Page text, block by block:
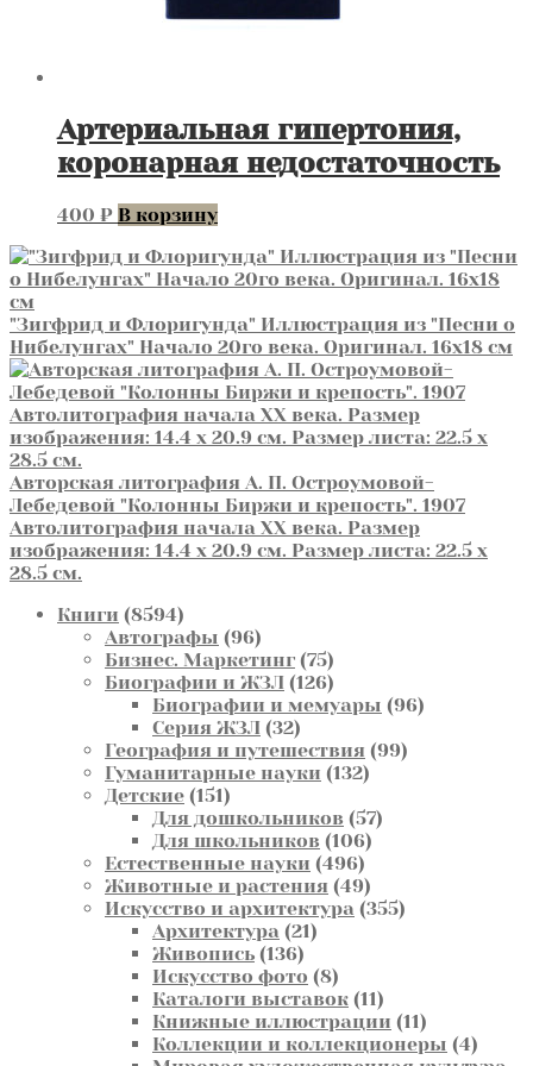
Артериальная гипертония,
коронарная недостаточность
400 ₽ В корзину
"Зигфрид и Флоригунда" Иллюстрация из "Песни о
Нибелунгах" Начало 20го века. Оригинал. 16х18 см
Авторская литография А. П. Остроумовой-
Лебедевой "Колонны Биржи и крепость". 1907
Автолитография начала XX века. Размер
изображения: 14.4 х 20.9 см. Размер листа: 22.5 х
28.5 см.
Книги 85948594
товара
Автографы 9696
товаров
Бизнес. Маркетинг 7575
товаров
Биографии и ЖЗЛ 126126
товаров
Биографии и мемуары 9696
Серия ЖЗЛ 3232
товара
География и путешествия 9999
Гуманитарные науки 132132
Детские 151151
товар
Для дошкольников 5757
Для школьников 106106
Естественные науки 496496
товаров
Животные и растения 4949
товаров
Искусство и архитектура 355355
Архитектура 2121
Живопись 136136
товаров
Искусство фото 88
товаров
Каталоги выставок 1111
товаров
Книжные иллюстрации 1111
товаров
Коллекции и коллекционеры 44